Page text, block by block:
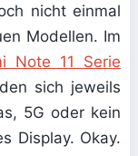
nicht einmal
Modellen. Im
Note 11 Serie
sich jeweils
5G oder kein
Display. Okay.